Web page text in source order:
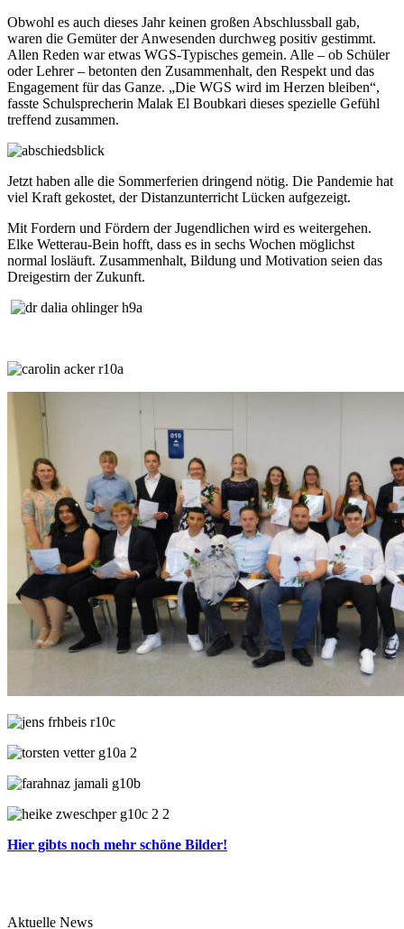
Obwohl es auch dieses Jahr keinen großen Abschlussball gab,
waren die Gemüter der Anwesenden durchweg positiv gestimmt.
Allen Reden war etwas WGS-Typisches gemein. Alle – ob Schüler
oder Lehrer – betonten den Zusammenhalt, den Respekt und das
Engagement für das Ganze. „Die WGS wird im Herzen bleiben“,
fasste Schulsprecherin Malak El Boubkari dieses spezielle Gefühl
treffend zusammen.
Jetzt haben alle die Sommerferien dringend nötig. Die Pandemie hat
viel Kraft gekostet, der Distanzunterricht Lücken aufgezeigt.
Mit Fordern und Fördern der Jugendlichen wird es weitergehen.
Elke Wetterau-Bein hofft, dass es in sechs Wochen möglichst
normal losläuft. Zusammenhalt, Bildung und Motivation seien das
Dreigestirn der Zukunft.
Hier gibts noch mehr schöne Bilder!
Aktuelle News